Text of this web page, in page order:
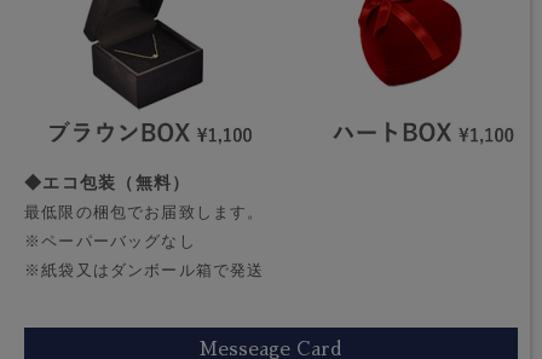
◆エコ包装（無料）
最低限の梱包でお届致します。
※ペーパーバッグなし
※紙袋又はダンボール箱で発送
Messeage Card